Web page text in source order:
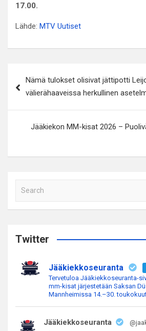
17.00.
Lähde: MTV Uutiset
selaus
Nämä tulokset olisivat jättipotti
välierähaaveissa herkullinen
Jääkiekon MM-kisat 2026 –
a
c
Twitter
Jääkiekkoseuranta
Tervetuloa Jääkiekkoseuranta-
mm-kisat järjestetään Saksan
Mannheimissa 14.–30.
Jääkiekkoseuranta